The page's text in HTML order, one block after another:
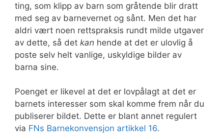
ting, som klipp av barn som gråtende blir dratt
med seg av barnevernet og sånt. Men det har
aldri vært noen rettspraksis rundt milde utgaver
av dette, så det kan hende at det er ulovlig å
poste selv helt vanlige, uskyldige bilder av
barna sine.
Poenget er likevel at det er lovpålagt at det er
barnets interesser som skal komme frem når du
publiserer bildet. Dette er blant annet regulert
via FNs Barnekonvensjon artikkel 16.